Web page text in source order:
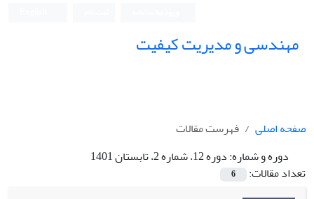
مهندسی و مدیریت کیفیت
صفحه اصلی
فهرست مقالات
دوره و شماره:دوره 12، شماره 2، تابستان 1401
تعداد مقالات:
6